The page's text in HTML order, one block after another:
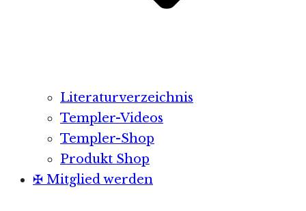
Literaturverzeichnis
Templer-Videos
Templer-Shop
Produkt Shop
✠ Mitglied werden